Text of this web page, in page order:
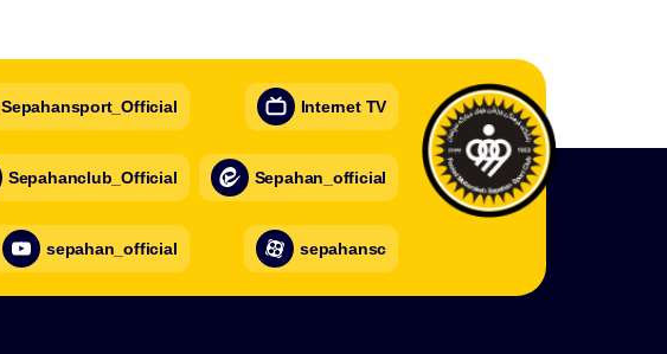
Sepahansport_Official
Sepahanclub_Official
sepahan_official
Internet TV
Sepahan_official
sepahansc